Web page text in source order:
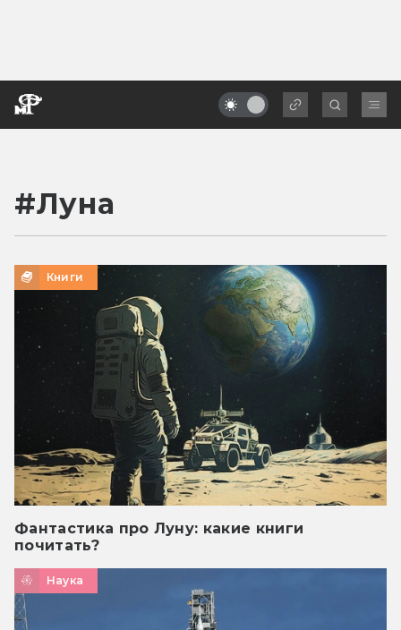
#Луна
Книги
Фантастика про Луну: какие книги
почитать?
Наука